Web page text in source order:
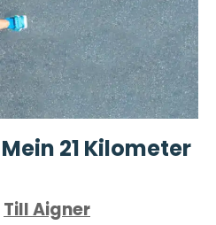
21 Kilometer
Till Aigner